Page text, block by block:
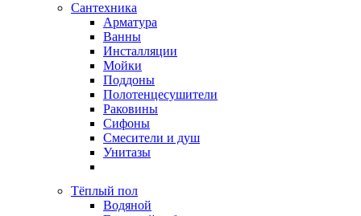
Сантехника
Арматура
Ванны
Инсталляции
Мойки
Поддоны
Полотенцесушители
Раковины
Сифоны
Смесители и душ
Унитазы
Тёплый пол
Водяной